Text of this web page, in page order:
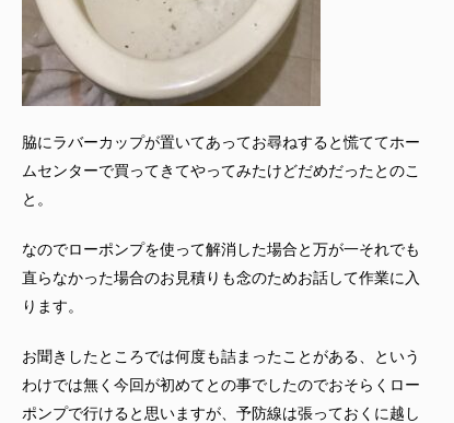
脇にラバーカップが置いてあってお尋ねすると慌ててホー
ムセンターで買ってきてやってみたけどだめだったとのこ
と。
なのでローポンプを使って解消した場合と万が一それでも
直らなかった場合のお見積りも念のためお話して作業に入
ります。
お聞きしたところでは何度も詰まったことがある、という
わけでは無く今回が初めてとの事でしたのでおそらくロー
ポンプで行けると思いますが、予防線は張っておくに越し